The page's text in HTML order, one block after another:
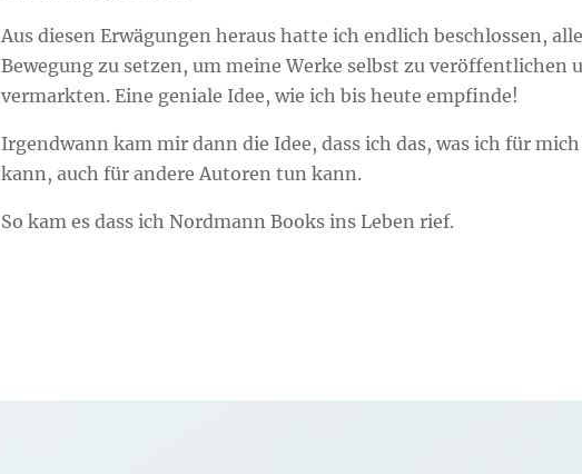
Aus diesen Erwägungen heraus hatte ich endlich beschlossen,
Bewegung zu setzen, um meine Werke selbst zu veröffentlichen
vermarkten. Eine geniale Idee, wie ich bis heute empfinde!
Irgendwann kam mir dann die Idee, dass ich das, was ich für
kann, auch für andere Autoren tun kann.
So kam es dass ich Nordmann Books ins Leben rief.